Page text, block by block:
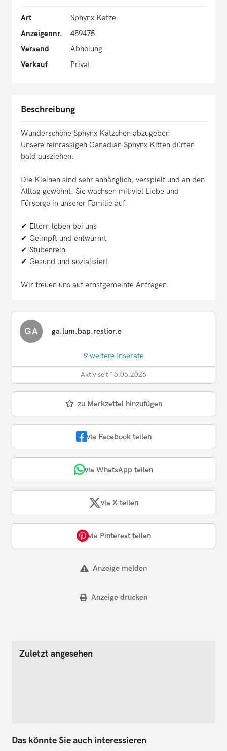
Art
Sphynx Katze
Anzeigennr.
459475
Versand
Abholung
Verkauf
Privat
Beschreibung
Wunderschöne Sphynx Kätzchen abzugeben
Unsere reinrassigen Canadian Sphynx Kitten dürfen
bald ausziehen.
Die Kleinen sind sehr anhänglich, verspielt und an den
Alltag gewöhnt. Sie wachsen mit viel Liebe und
Fürsorge in unserer Familie auf.
✔ Eltern leben bei uns
✔ Geimpft und entwurmt
✔ Stubenrein
✔ Gesund und sozialisiert
Wir freuen uns auf ernstgemeinte Anfragen.
GA ga.lum.bap.restior.e
9 weitere Inserate
Aktiv seit 15.05.2026
zu Merkzettel hinzufügen
via Facebook teilen
via WhatsApp teilen
via X teilen
via Pinterest teilen
Anzeige melden
Anzeige drucken
Zuletzt angesehen
Das könnte Sie auch interessieren